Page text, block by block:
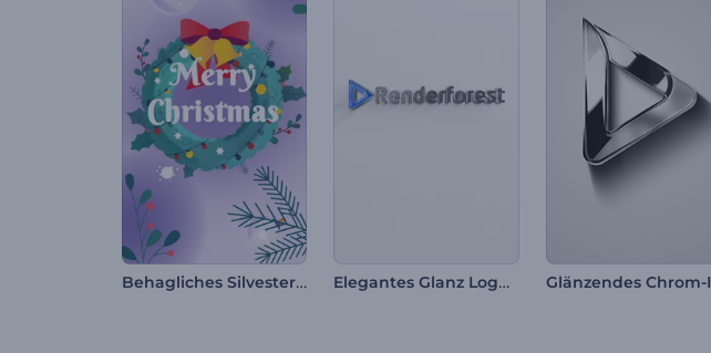
Behagliches Silvester Intro Elegantes Glanz Logoanimation